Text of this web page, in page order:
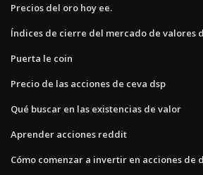
Precios del oro hoy ee.
Índices de cierre del mercado de valores
Puerta le coin
Precio de las acciones de ceva dsp
Qué buscar en las existencias de valor
Aprender acciones reddit
Cómo comenzar a invertir en acciones de